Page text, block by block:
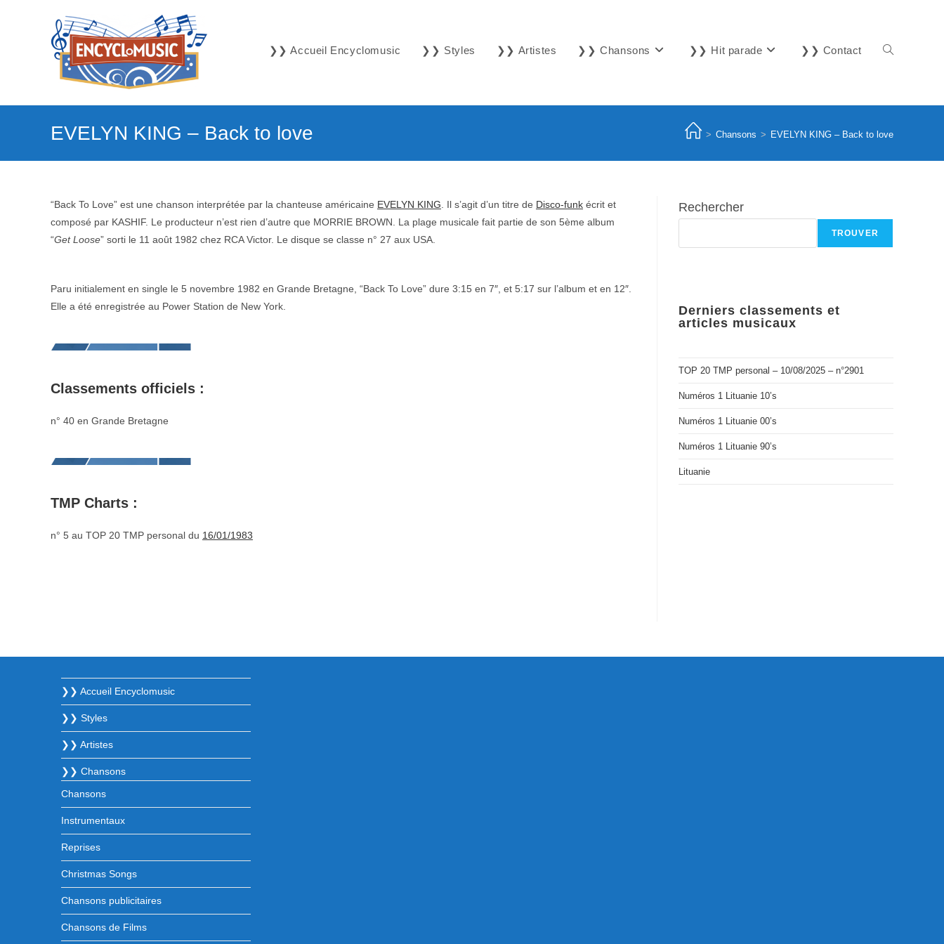
❯❯ Accueil Encyclomusic ❯❯ Styles ❯❯ Artistes ❯❯ Chansons ❯❯ Hit parade ❯❯ Contact Toggle
EVELYN KING – Back to love > Chansons > EVELYN KING – Back to love
“Back To Love” est une chanson interprétée par la chanteuse américaine EVELYN KING . Il s’agit d’un titre de Disco-funk écrit et
composé par KASHIF. Le producteur n’est rien d’autre que MORRIE BROWN. La plage musicale fait partie de son 5ème album
“Get Loose” sorti le 11 août 1982 chez RCA Victor. Le disque se classe n° 27 aux USA.
Paru initialement en single le 5 novembre 1982 en Grande Bretagne, “Back To Love” dure 3:15 en 7″, et 5:17 sur l’album et en 12″.
Elle a été enregistrée au Power Station de New York.
Classements officiels :
n° 40 en Grande Bretagne
TMP Charts :
n° 5 au TOP 20 TMP personal du 16/01/1983
Rechercher
TROUVER
Derniers classements et
articles musicaux
TOP 20 TMP personal – 10/08/2025 – n°2901
Numéros 1 Lituanie 10’s
Numéros 1 Lituanie 00’s
Numéros 1 Lituanie 90’s
Lituanie
❯❯ Accueil Encyclomusic
❯❯ Styles
❯❯ Artistes
❯❯ Chansons
Chansons
Instrumentaux
Reprises
Christmas Songs
Chansons publicitaires
Chansons de Films